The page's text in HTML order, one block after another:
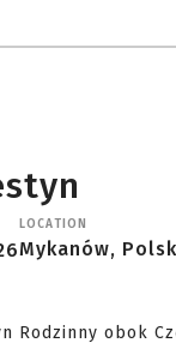
LOCATION
Mykanów,
Rodzinny obok